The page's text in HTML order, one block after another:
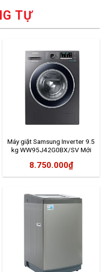
TỰ
Máy giặt Samsung Inverter 9.5
kg WW95J42G0BX/SV Mới
8.750.000₫